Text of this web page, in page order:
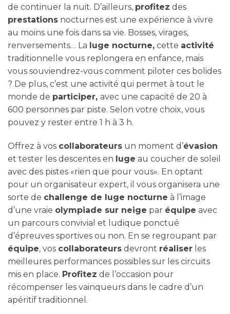
de continuer la nuit. D’ailleurs, profitez des
prestations nocturnes est une expérience à vivre
au moins une fois dans sa vie. Bosses, virages,
renversements… La luge nocturne, cette activité
traditionnelle vous replongera en enfance, mais
vous souviendrez-vous comment piloter ces bolides
? De plus, c’est une activité qui permet à tout le
monde de participer, avec une capacité de 20 à
600 personnes par piste. Selon votre choix, vous
pouvez y rester entre 1 h à 3 h.
Offrez à vos collaborateurs un moment d’évasion
et tester les descentes en luge au coucher de soleil
avec des pistes «rien que pour vous». En optant
pour un organisateur expert, il vous organisera une
sorte de challenge de luge nocturne à l’image
d’une vraie olympiade sur neige par équipe avec
un parcours convivial et ludique ponctué
d’épreuves sportives ou non. En se regroupant par
équipe, vos collaborateurs devront réaliser les
meilleures performances possibles sur les circuits
mis en place. Profitez de l’occasion pour
récompenser les vainqueurs dans le cadre d’un
apéritif traditionnel.